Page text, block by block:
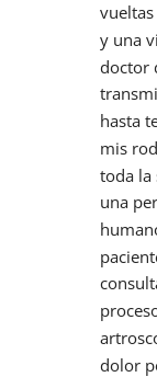
y una
doctor
hasta
mis
toda la
una
dolor